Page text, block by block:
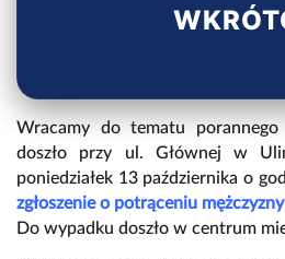
Wracamy do tematu
doszło przy ul. Głównej w
poniedziałek 13 października o
zgłoszenie o potrąceniu
Do wypadku doszło w centrum